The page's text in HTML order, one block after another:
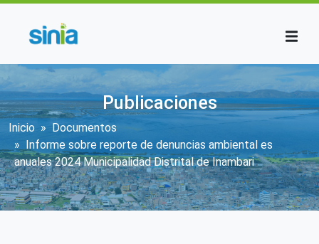
Publicaciones
Sobrescribir enlaces de ayuda a la
Inicio
Documentos
Informe sobre reporte de denuncias ambiental es
anuales 2024 Municipalidad Distrital de Inambari